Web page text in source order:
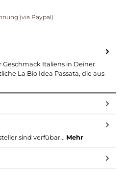
(via Paypal)
Geschmack Italiens in Deiner
La Bio Idea Passata, die aus
sind verfübar... Mehr